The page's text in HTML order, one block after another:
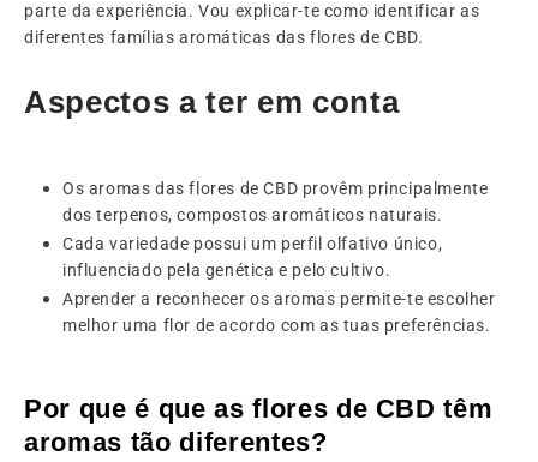
parte da experiência. Vou explicar-te como identificar as
diferentes famílias aromáticas das flores de CBD.
Aspectos a ter em conta
Os aromas das flores de CBD provêm principalmente
dos terpenos, compostos aromáticos naturais.
Cada variedade possui um perfil olfativo único,
influenciado pela genética e pelo cultivo.
Aprender a reconhecer os aromas permite-te escolher
melhor uma flor de acordo com as tuas preferências.
Por que é que as flores de CBD têm
aromas tão diferentes?